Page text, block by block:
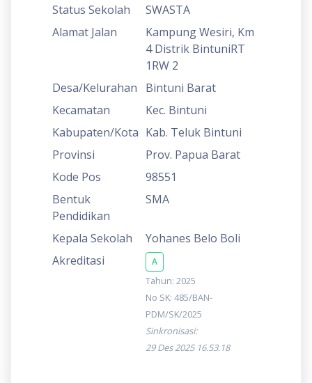
Status Sekolah
SWASTA
Alamat Jalan
Kampung Wesiri, Km
4 Distrik BintuniRT
1RW 2
Desa/Kelurahan
Bintuni Barat
Kecamatan
Kec. Bintuni
Kabupaten/Kota Kab. Teluk Bintuni
Provinsi
Prov. Papua Barat
Kode Pos
98551
Bentuk
Pendidikan
SMA
Kepala Sekolah
Yohanes Belo Boli
Akreditasi
A
Tahun: 2025
No SK: 485/BAN-
PDM/SK/2025
Sinkronisasi:
29 Des 2025 16.53.18